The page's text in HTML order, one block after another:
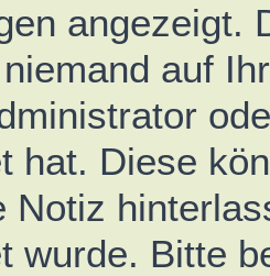
angezeigt.
auf
hat. Diese
Notiz
wurde. Bitte